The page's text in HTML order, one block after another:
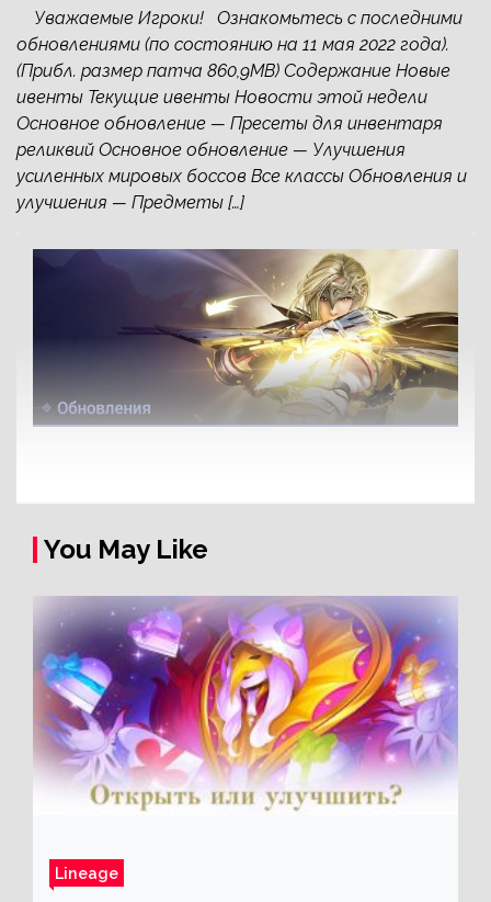
Уважаемые Игроки! Ознакомьтесь с последними
обновлениями (по состоянию на 11 мая 2022 года).
(Прибл. размер патча 860,9MB) Содержание Новые
ивенты Текущие ивенты Новости этой недели
Основное обновление — Пресеты для инвентаря
реликвий Основное обновление — Улучшения
усиленных мировых боссов Все классы Обновления и
улучшения — Предметы […]
You May Like
Lineage